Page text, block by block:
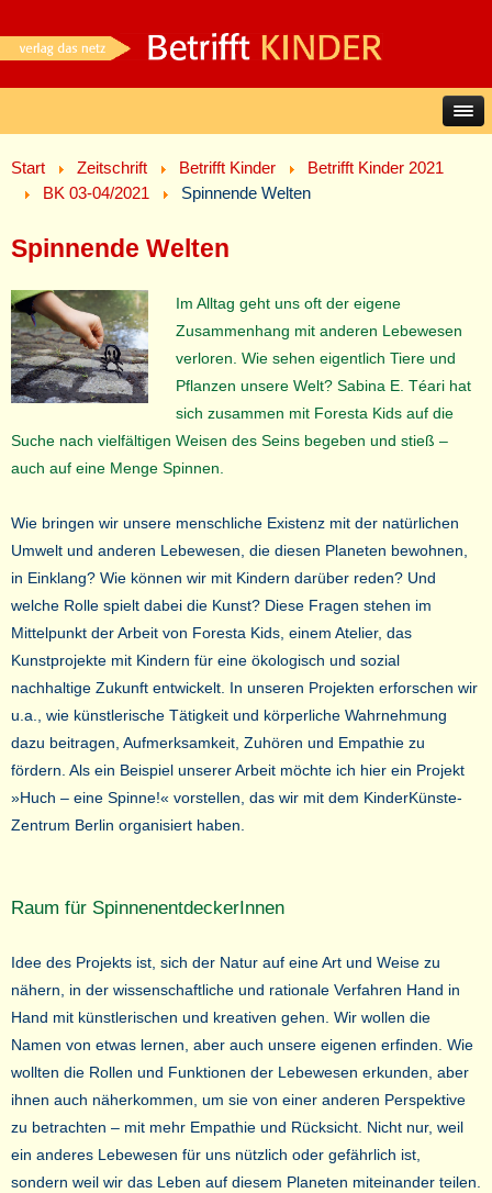
Start Zeitschrift Betrifft Kinder
Betrifft Kinder 2021
BK 03-04/2021
Spinnende Welten
Spinnende Welten
Im Alltag geht uns oft der eigene
Zusammenhang mit anderen Lebewesen
verloren. Wie sehen eigentlich Tiere und
Pflanzen unsere Welt? Sabina E. Téari hat
sich zusammen mit Foresta Kids auf die
Suche nach vielfältigen Weisen des Seins begeben und stieß –
auch auf eine Menge Spinnen.
Wie bringen wir unsere menschliche Existenz mit der natürlichen
Umwelt und anderen Lebewesen, die diesen Planeten bewohnen,
in Einklang? Wie können wir mit Kindern darüber reden? Und
welche Rolle spielt dabei die Kunst? Diese Fragen stehen im
Mittelpunkt der Arbeit von Foresta Kids, einem Atelier, das
Kunstprojekte mit Kindern für eine ökologisch und sozial
nachhaltige Zukunft entwickelt. In unseren Projekten erforschen wir
u.a., wie künstlerische Tätigkeit und körperliche Wahrnehmung
dazu beitragen, Aufmerksamkeit, Zuhören und Empathie zu
fördern. Als ein Beispiel unserer Arbeit möchte ich hier ein Projekt
»Huch – eine Spinne!« vorstellen, das wir mit dem KinderKünste-
Zentrum Berlin organisiert haben.
Raum für SpinnenentdeckerInnen
Idee des Projekts ist, sich der Natur auf eine Art und Weise zu
nähern, in der wissenschaftliche und rationale Verfahren Hand in
Hand mit künstlerischen und kreativen gehen. Wir wollen die
Namen von etwas lernen, aber auch unsere eigenen erfinden. Wie
wollten die Rollen und Funktionen der Lebewesen erkunden, aber
ihnen auch näherkommen, um sie von einer anderen Perspektive
zu betrachten – mit mehr Empathie und Rücksicht. Nicht nur, weil
ein anderes Lebewesen für uns nützlich oder gefährlich ist,
sondern weil wir das Leben auf diesem Planeten miteinander teilen.